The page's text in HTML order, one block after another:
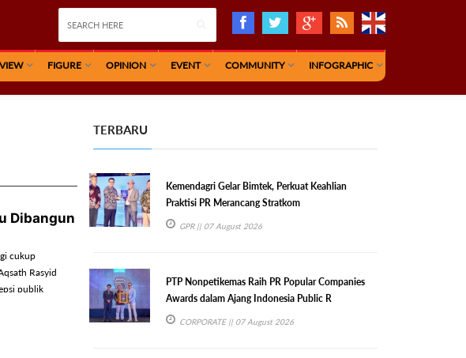
FIGURE OPINION EVENT COMMUNITY INFOGRAPHIC
Dibangun
cukup
Rasyid
publik
TERBARU
Kemendagri Gelar Bimtek, Perkuat Keahlian
Praktisi PR Merancang Stratkom
GPR|| 07 August 2026
PTP Nonpetikemas Raih PR Popular Companies
Awards dalam Ajang Indonesia Public R
CORPORATE|| 07 August 2026